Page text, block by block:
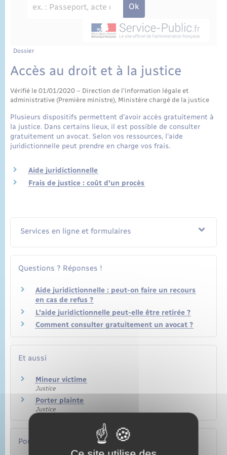
État civil
Cimetière communal
Dossier
Accès au droit et à la justice
Vérifié le 01/01/2020 – Direction de l'information légale et
administrative (Première ministre), Ministère chargé de la justice
Plusieurs dispositifs permettent d'avoir accès gratuitement à
la justice. Dans certains lieux, il est possible de consulter
gratuitement un avocat. Selon vos ressources, l'aide
juridictionnelle peut prendre en charge vos frais.
Aide juridictionnelle
Frais de justice : coût d'un procès
Services en ligne et formulaires
Questions ? Réponses !
Aide juridictionnelle : peut-on faire un recours
en cas de refus ?
L'aide juridictionnelle peut-elle être retirée ?
Comment consulter gratuitement un avocat ?
Et aussi
Mineur victime
Justice
Porter plainte
Justice
Pour en savoir plus